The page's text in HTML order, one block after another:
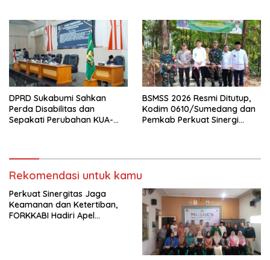
DPRD Sukabumi Sahkan
Perda Disabilitas dan
Sepakati Perubahan KUA-
BSMSS 2026 Resmi Ditutup,
Kodim 0610/Sumedang dan
Pemkab Perkuat Sinergi
Rekomendasi untuk kamu
Perkuat Sinergitas Jaga
Keamanan dan Ketertiban,
FORKKABI Hadiri Apel